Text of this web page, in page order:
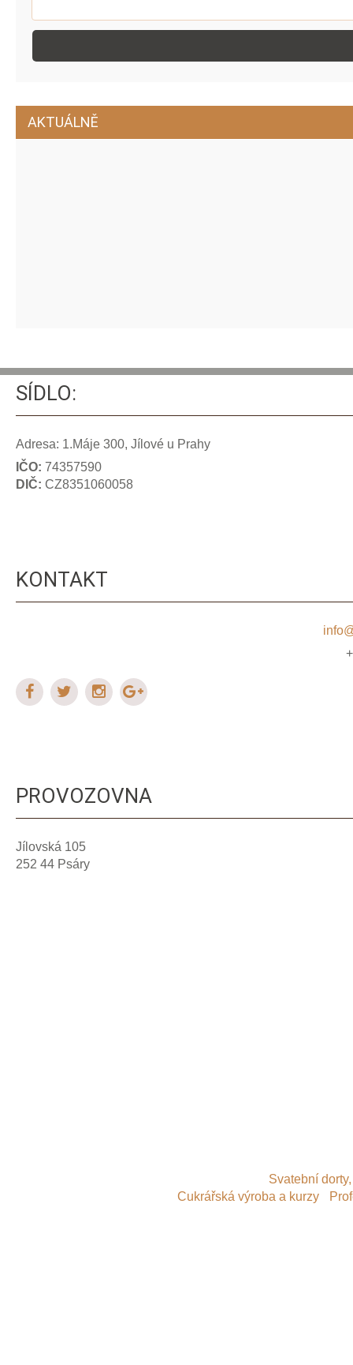
AKTUÁLNĚ
SÍDLO:
Adresa: 1.Máje 300, Jílové u Prahy
IČO: 74357590
DIČ: CZ8351060058
KONTAKT
PROVOZOVNA
Jílovská 105
252 44 Psáry
Svatební
Cukrářská výroba a kurzy